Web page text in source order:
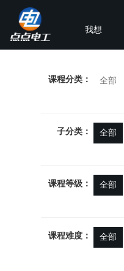
我想
课程分类： 全部
子分类： 全部
课程等级： 全部
课程难度： 全部